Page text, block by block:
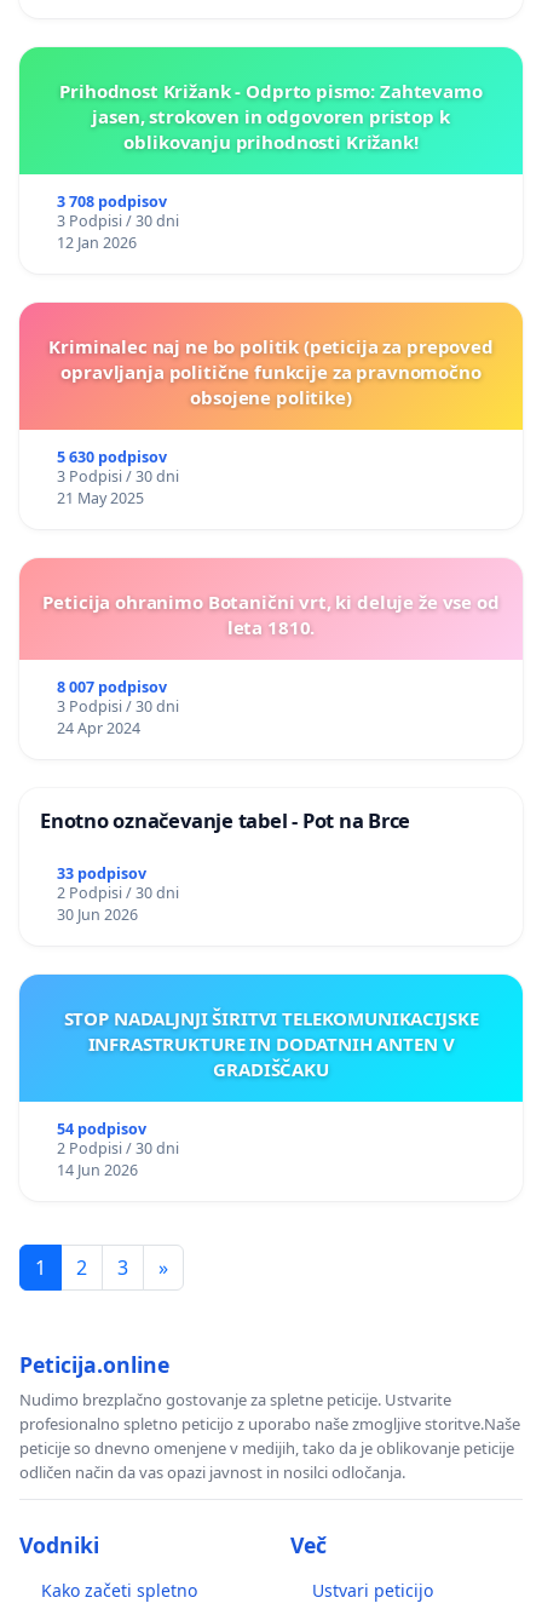
Prihodnost Križank - Odprto pismo: Zahtevamo
jasen, strokoven in odgovoren pristop k
oblikovanju prihodnosti Križank!
3 708 podpisov
3 Podpisi / 30 dni
12 Jan 2026
Kriminalec naj ne bo politik (peticija za prepoved
opravljanja politične funkcije za pravnomočno
obsojene politike)
5 630 podpisov
3 Podpisi / 30 dni
21 May 2025
Peticija ohranimo Botanični vrt, ki deluje že vse od
leta 1810.
8 007 podpisov
3 Podpisi / 30 dni
24 Apr 2024
Enotno označevanje tabel - Pot na Brce
33 podpisov
2 Podpisi / 30 dni
30 Jun 2026
STOP NADALJNJI ŠIRITVI TELEKOMUNIKACIJSKE
INFRASTRUKTURE IN DODATNIH ANTEN V
GRADIŠČAKU
54 podpisov
2 Podpisi / 30 dni
14 Jun 2026
1 2 3 »
Peticija.online
Nudimo brezplačno gostovanje za spletne peticije. Ustvarite
profesionalno spletno peticijo z uporabo naše zmogljive storitve.Naše
peticije so dnevno omenjene v medijih, tako da je oblikovanje peticije
odličen način da vas opazi javnost in nosilci odločanja.
Vodniki
Kako začeti spletno
Več
Ustvari peticijo